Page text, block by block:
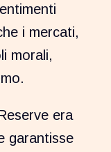
i mercati,
morali,
era
garantisse